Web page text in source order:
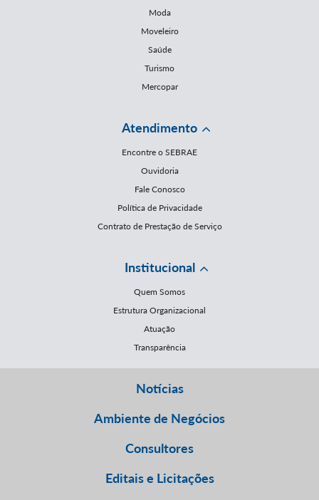
Moda
Moveleiro
Saúde
Turismo
Mercopar
Atendimento
Encontre o SEBRAE
Ouvidoria
Fale Conosco
Política de Privacidade
Contrato de Prestação de Serviço
Institucional
Quem Somos
Estrutura Organizacional
Atuação
Transparência
Notícias
Ambiente de Negócios
Consultores
Editais e Licitações